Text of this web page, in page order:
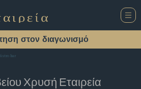
στον διαγωνισμό
bar
Χρυσή Εταιρεία